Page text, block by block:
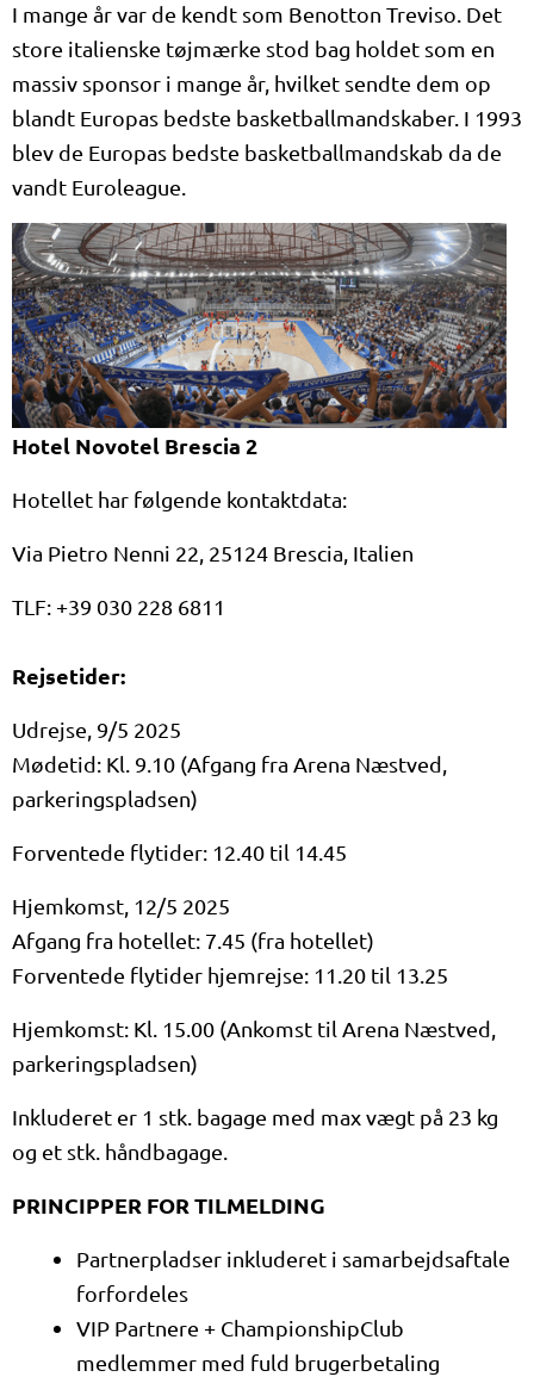
I mange år var de kendt som Benotton Treviso. Det
store italienske tøjmærke stod bag holdet som en
massiv sponsor i mange år, hvilket sendte dem op
blandt Europas bedste basketballmandskaber. I 1993
blev de Europas bedste basketballmandskab da de
vandt Euroleague.
Hotel Novotel Brescia 2
Hotellet har følgende kontaktdata:
Via Pietro Nenni 22, 25124 Brescia, Italien
TLF: +39 030 228 6811
Rejsetider:
Udrejse, 9/5 2025
Mødetid: Kl. 9.10 (Afgang fra Arena Næstved,
parkeringspladsen)
Forventede flytider: 12.40 til 14.45
Hjemkomst, 12/5 2025
Afgang fra hotellet: 7.45 (fra hotellet)
Forventede flytider hjemrejse: 11.20 til 13.25
Hjemkomst: Kl. 15.00 (Ankomst til Arena Næstved,
parkeringspladsen)
Inkluderet er 1 stk. bagage med max vægt på 23 kg
og et stk. håndbagage.
PRINCIPPER FOR TILMELDING
Partnerpladser inkluderet i samarbejdsaftale
forfordeles
VIP Partnere + ChampionshipClub
medlemmer med fuld brugerbetaling